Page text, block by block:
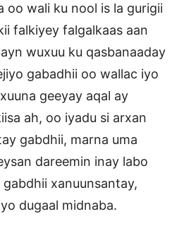
oo wali ku nool is la gurigii
falkiyey falgalkaas aan
wuxuu ku qasbanaaday
gabadhii oo wallac iyo
geeyay aqal ay
ah, oo iyadu si arxan
gabdhii, marna uma
dareemin inay labo
xanuunsantay,
dugaal midnaba.